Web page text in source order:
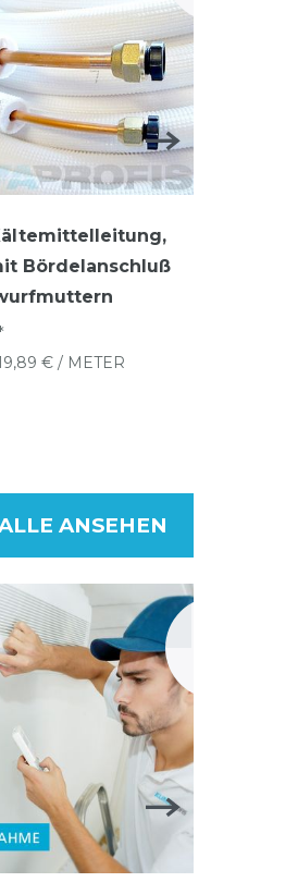
Bördelanschluß
€ / METER
ANSEHEN